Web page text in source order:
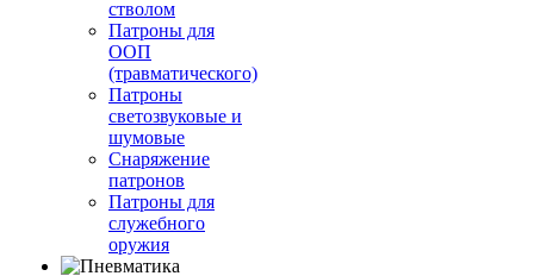
стволом
Патроны для
ООП
(травматического)
Патроны
светозвуковые и
шумовые
Снаряжение
патронов
Патроны для
служебного
оружия